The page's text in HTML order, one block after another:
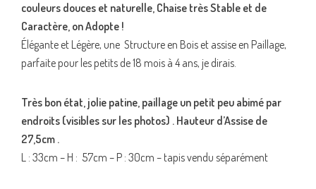
couleurs douces et naturelle, Chaise très Stable et de
Caractère, on Adopte !
Élégante et Légère, une Structure en Bois et assise en Paillage,
parfaite pour les petits de 18 mois à 4 ans, je dirais.
Très bon état, jolie patine, paillage un petit peu abimé par
endroits (visibles sur les photos) . Hauteur d’Assise de
27,5cm .
L : 33cm – H : 57cm – P : 30cm – tapis vendu séparément